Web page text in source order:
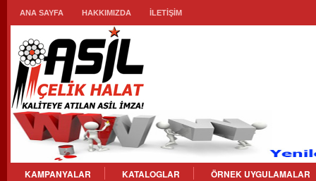
ANA SAYFA HAKKIMIZDA İLETİŞİM
KAMPANYALAR KATALOGLAR ÖRNEK UYGULAMALAR